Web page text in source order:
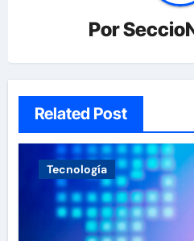
Por
Related Post
Tecnología